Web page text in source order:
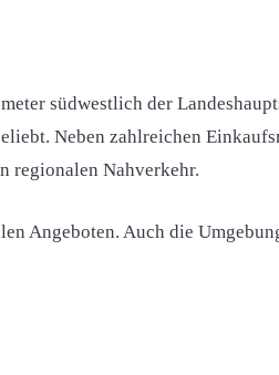
südwestlich der
Neben zahlreichen
regionalen Nahverkehr.
Angeboten. Auch die